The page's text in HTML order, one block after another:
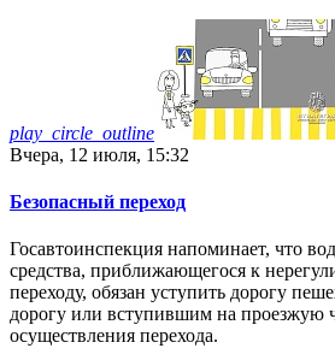
play_circle_outline
Вчера, 12 июля, 15:32
Безопасный переход
Госавтоинспекция напоминает, что
средства, приближающегося к
переходу, обязан уступить дорогу
дорогу или вступившим на проезжую
осуществления перехода.